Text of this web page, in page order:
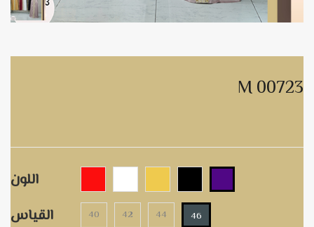
M 00723
اللون
القياس
40 42 44 46